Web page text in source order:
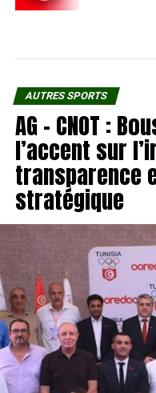
AUTRES SPORTS
AG – CNOT :
l’accent sur
transparence
stratégique